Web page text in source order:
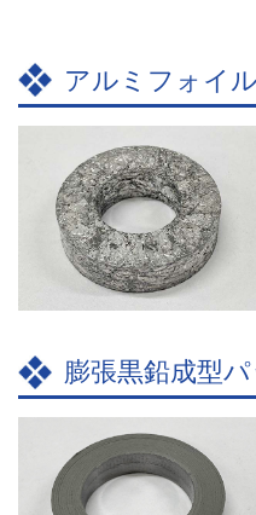
アルミフォイ
膨張黒鉛成型